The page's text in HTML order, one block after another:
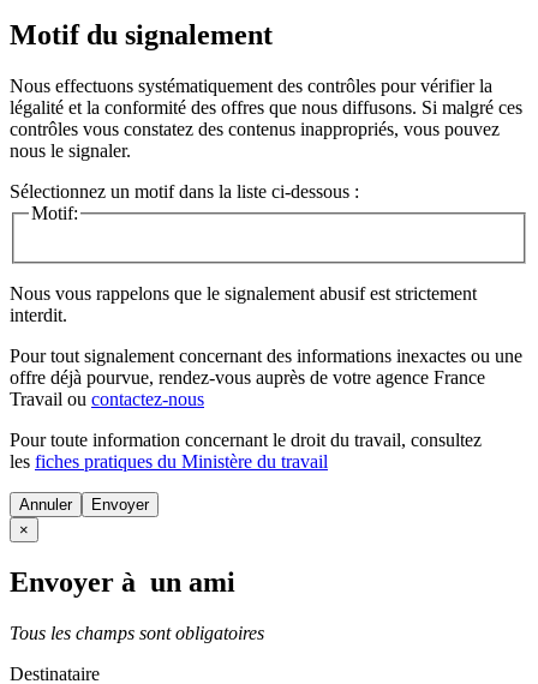
Motif du signalement
Nous effectuons systématiquement des contrôles pour vérifier la
légalité et la conformité des offres que nous diffusons. Si malgré ces
contrôles vous constatez des contenus inappropriés, vous pouvez
nous le signaler.
Sélectionnez un motif dans la liste ci-dessous :
Motif:
Nous vous rappelons que le signalement abusif est strictement
interdit.
Pour tout signalement concernant des informations inexactes ou une
offre déjà pourvue, rendez-vous auprès de votre agence France
Travail ou contactez-nous
Pour toute information concernant le droit du travail, consultez
les fiches pratiques du Ministère du travail
Annuler
×
Envoyer à un ami
Tous les champs sont obligatoires
Destinataire